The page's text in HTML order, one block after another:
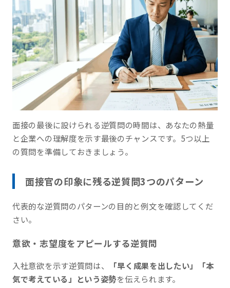
面接の最後に設けられる逆質問の時間は、あなたの熱量
と企業への理解度を示す最後のチャンスです。5つ以上
の質問を準備しておきましょう。
面接官の印象に残る逆質問3つのパターン
代表的な逆質問のパターンの目的と例文を確認してくだ
さい。
意欲・志望度をアピールする逆質問
入社意欲を示す逆質問は、
「早く成果を出したい」「本
気で考えている」という姿勢を伝えられます。